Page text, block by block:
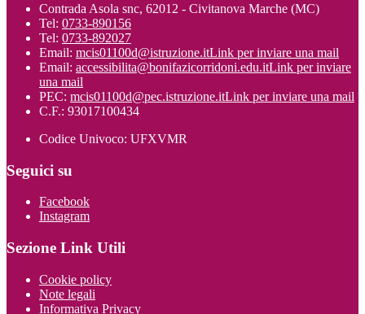
Contrada Asola snc, 62012 - Civitanova Marche (MC)
Tel: 0733-890156
Tel: 0733-892027
Email: mcis01100d@istruzione.itLink per inviare una mail
Email: accessibilita@bonifazicorridoni.edu.itLink per inviare
una mail
PEC: mcis01100d@pec.istruzione.itLink per inviare una mail
C.F.: 93017100434
Codice Univoco: UFXVMR
Seguici su
Facebook
Instagram
Sezione Link Utili
Cookie policy
Note legali
Informativa Privacy